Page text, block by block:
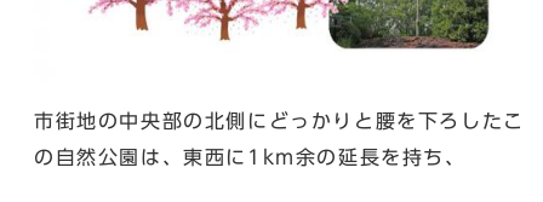
市街地の中央部の北側にどっかりと腰を下ろしたこ
の自然公園は、東西に1km余の延長を持ち、